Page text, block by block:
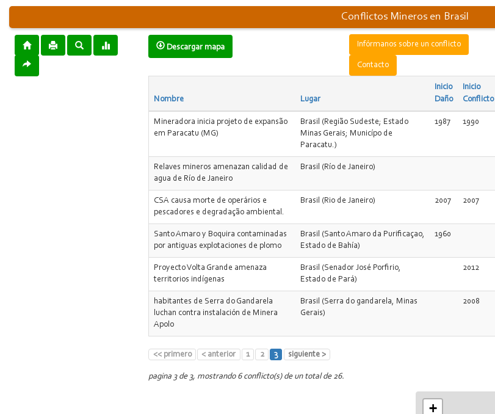
Conflictos Mineros en Brasil
Descargar mapa Infórmanos sobre un conflicto
Contacto
Nombre Lugar
Inicio
Daño
Inicio
Conflicto
Mineradora inicia projeto de expansão
em Paracatu (MG)
Brasil (Região Sudeste; Estado
Minas Gerais; Municípo de
Paracatu.)
1987 1990
Relaves mineros amenazan calidad de
agua de Río de Janeiro
Brasil (Río de Janeiro)
CSA causa morte de operários e
pescadores e degradação ambiental.
Brasil (Rio de Janeiro) 2007 2007
Santo Amaro y Boquira contaminadas
por antiguas explotaciones de plomo
Brasil (Santo Amaro da Purificaçao,
Estado de Bahía)
1960
Proyecto Volta Grande amenaza
territorios indígenas
Brasil (Senador José Porfirio,
Estado de Pará)
2012
habitantes de Serra do Gandarela
luchan contra instalación de Minera
Apolo
Brasil (Serra do gandarela, Minas
Gerais)
2008
<< primero < anterior 1 2 3 siguiente >
pagina 3 de 3, mostrando 6 conflicto(s) de un total de 26.
+